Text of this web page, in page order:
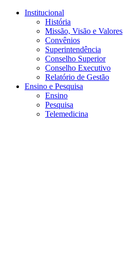
Conteúdo principal
Institucional
História
Missão, Visão e Valores
Convênios
Superintendência
Conselho Superior
Conselho Executivo
Relatório de Gestão
Ensino e Pesquisa
Ensino
Pesquisa
Telemedicina